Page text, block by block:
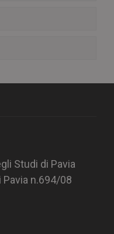
Studi di Pavia
n.694/08